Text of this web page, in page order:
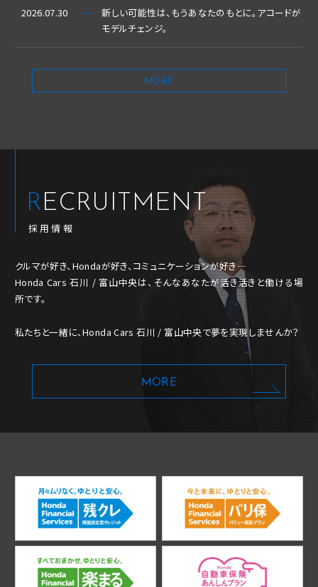
2026.07.30
新しい可能性は、もうあなたのもとに。アコードが
モデルチェンジ。
MORE
RECRUITMENT
採用情報
クルマが好き、Hondaが好き、コミュニケーションが好き―
Honda Cars 石川 / 富山中央は、そんなあなたが活き活きと働ける場
所です。
私たちと一緒に、Honda Cars 石川 / 富山中央で夢を実現しませんか？
MORE